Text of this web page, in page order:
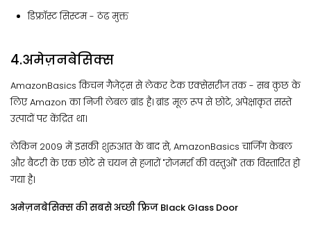
डिफ्रॉस्ट सिस्टम - ‎ठंढ मुक्त
4.अमेज़नबेसिक्स
AmazonBasics किचन गैजेट्स से लेकर टेक एक्सेसरीज तक - सब कुछ के
लिए Amazon का निजी लेबल ब्रांड है। ब्रांड मूल रूप से छोटे, अपेक्षाकृत सस्ते
उत्पादों पर केंद्रित था।
लेकिन 2009 में इसकी शुरुआत के बाद से, AmazonBasics चार्जिंग केबल
और बैटरी के एक छोटे से चयन से हजारों "रोजमर्रा की वस्तुओं" तक विस्तारित हो
गया है।
अमेज़नबेसिक्स की सबसे अच्छी फ्रिज Black Glass Door